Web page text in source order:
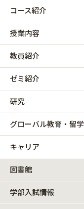
コース紹介
授業内容
教員紹介
ゼミ紹介
研究
グローバル教育・留学
キャリア
図書館
学部入試情報